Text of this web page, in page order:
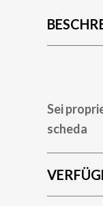
Sei
scheda